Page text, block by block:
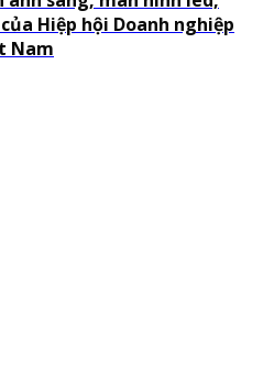
Hiệp hội Doanh nghiệp
Nam